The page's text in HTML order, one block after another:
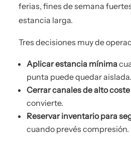
ferias, fines de semana
estancia larga.
Tres decisiones muy de
Aplicar estancia mínima
punta puede quedar aislada.
Cerrar canales de alto coste
convierte.
Reservar inventario para
cuando prevés compresión.